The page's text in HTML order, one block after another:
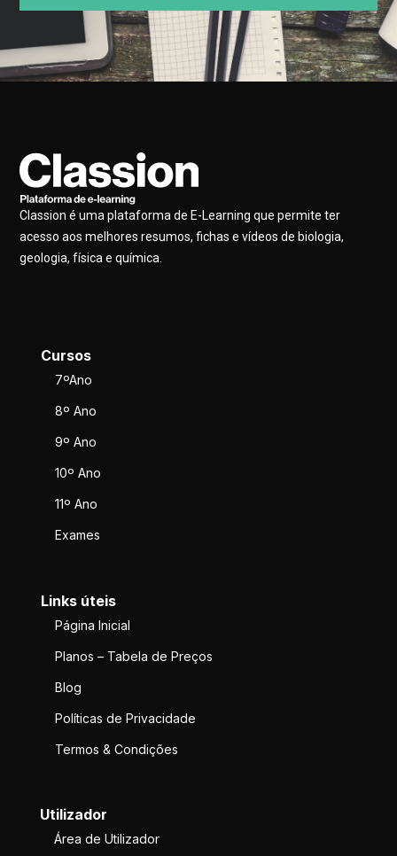
Classion é uma plataforma de E-Learning que permite ter
acesso aos melhores resumos, fichas e vídeos de biologia,
geologia, física e química.
Cursos
7ºAno
8º Ano
9º Ano
10º Ano
11º Ano
Exames
Links úteis
Página Inicial
Planos – Tabela de Preços
Blog
Políticas de Privacidade
Termos & Condições
Utilizador
Área de Utilizador